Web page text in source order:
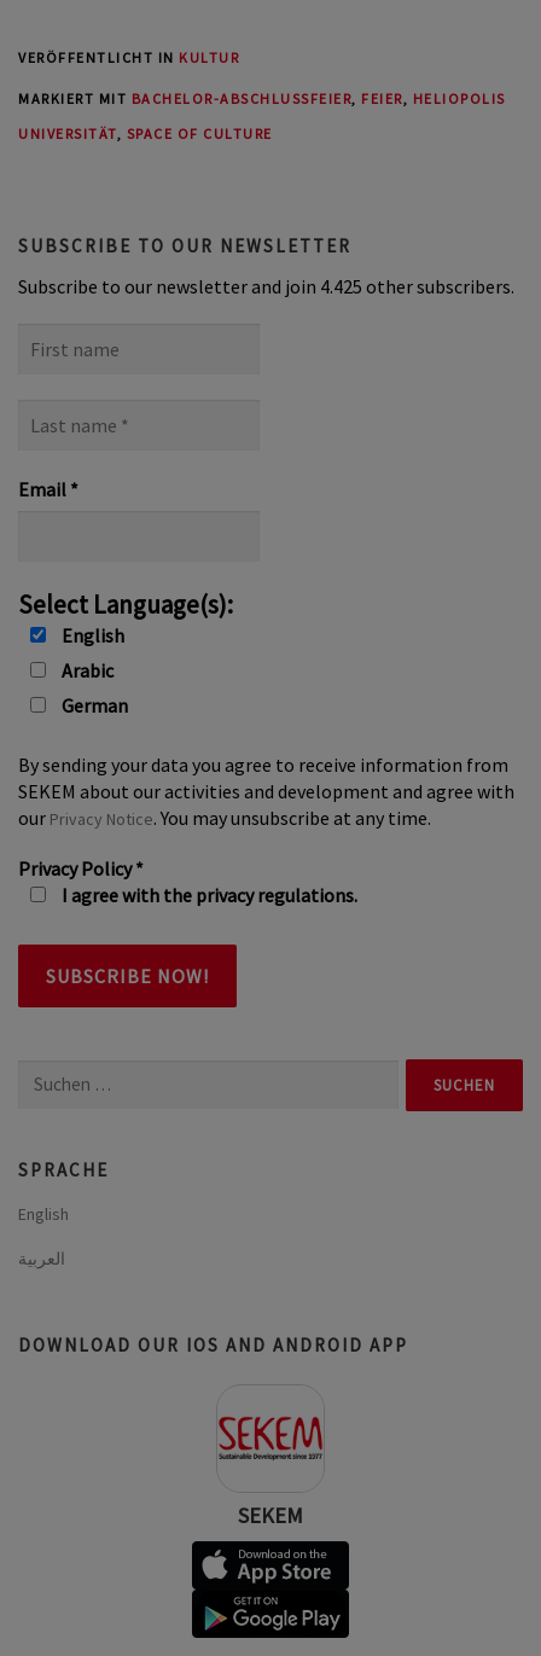
VERÖFFENTLICHT IN KULTUR
MARKIERT MIT BACHELOR-ABSCHLUSSFEIER, FEIER, HELIOPOLIS
UNIVERSITÄT, SPACE OF CULTURE
SUBSCRIBE TO OUR NEWSLETTER
Subscribe to our newsletter and join 4.425 other subscribers.
name
name
Email *
Select Language(s):
English
Arabic
German
By sending your data you agree to receive information from
SEKEM about our activities and development and agree with
our Privacy Notice. You may unsubscribe at any time.
Privacy Policy*
I agree with the privacy regulations.
Suchen
SPRACHE
English
العربية
DOWNLOAD OUR IOS AND ANDROID APP
SEKEM